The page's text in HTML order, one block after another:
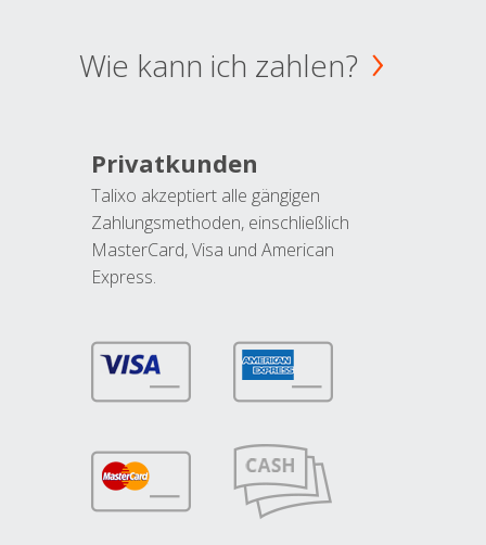
Wie kann ich zahlen?
Privatkunden
Talixo akzeptiert alle gängigen
Zahlungsmethoden, einschließlich
MasterCard, Visa und American
Express.